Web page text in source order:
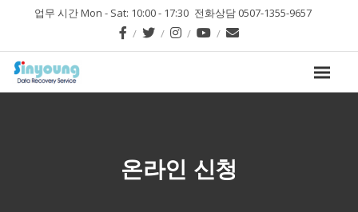
업무 시간 Mon - Sat: 10:00 - 17:30 전화상담 0507-1355-9657
온라인 신청